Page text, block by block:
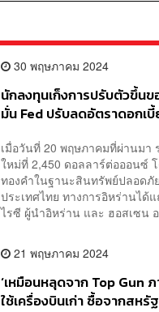
30 พฤษภาคม 2024
นักลงทุนเก็งการปรับตัวขึ้น
มั่น Fed ปรับลดอัตราดอกเ
เมื่อวันที่ 20 พฤษภาคมที่ผ่านมา
ใหม่ที่ 2,450 ดอลลาร์ต่อออนซ์
ทองคำในฐานะสินทรัพย์ปลอดภั
ประเทศไทย ทางการอิหร่านไ
ไรซี ผู้นำอิหร่าน และ ฮอสเซน
21 พฤษภาคม 2024
‘เหมือนหลุดจาก Top Gun
ใช้เครื่องบินเก่า ซื้อจากสห